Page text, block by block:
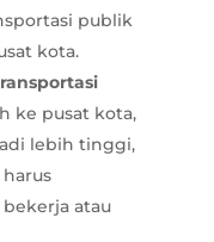
publik
kota.
ke pusat kota,
lebih tinggi,
atau